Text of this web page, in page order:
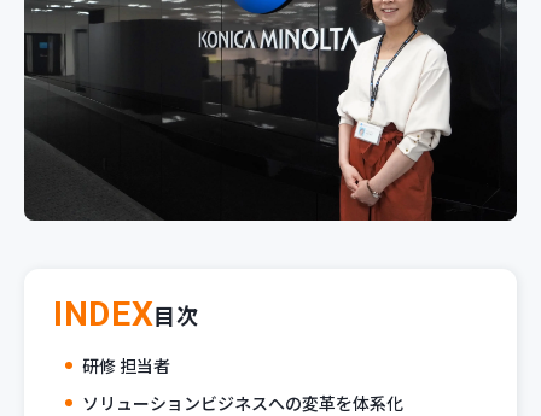
導入事例
イベント・セミナー
ニュース
採用情報
INDEX目次
研修 担当者
ソリューションビジネスへの変革を体系化